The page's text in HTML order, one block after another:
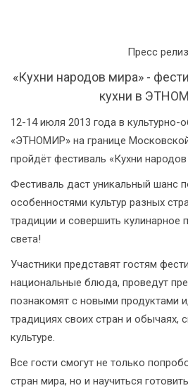
Пресс релиз
«Кухни народов мира» -
кухни в
12-14 июля 2013 года в культурно-
«ЭТНОМИР» на границе
пройдёт фестиваль «Кухни народов
Фестиваль даст уникальный шанс
особенностями культур разных
традиции и совершить кулинарное
света!
Участники представят гостям
национальные блюда, проведут
познакомят с новыми продуктами
традициях своих стран и обычаях,
культуре.
Все гости смогут не только
стран мира, но и научиться